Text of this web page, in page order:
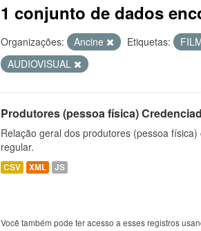
1 conjunto de dados
Organizações: Ancine Etiquetas:
AUDIOVISUAL
Produtores (pessoa física)
Relação geral dos produtores (pessoa
regular.
CSV XML JS
Você também pode ter acesso a esses registros